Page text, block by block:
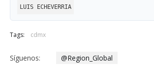
LUIS ECHEVERRIA
Tags: cdmx
Síguenos: @Region_Global